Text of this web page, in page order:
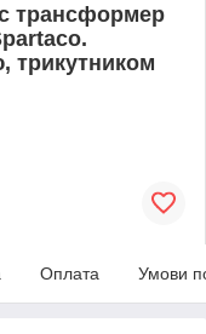
трансформер
трикутником
Оплата Умови